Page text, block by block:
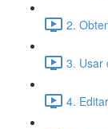
2.
3. Usar
4.